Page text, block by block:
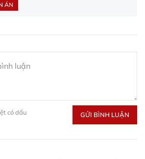
ÁN
có dấu GỬI BÌNH LUẬN